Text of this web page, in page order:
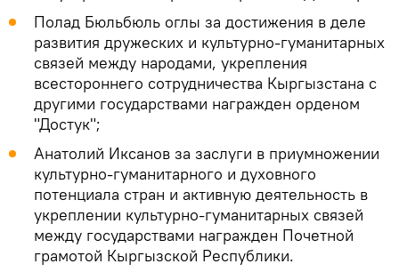
Полад Бюльбюль оглы за достижения в деле
развития дружеских и культурно-гуманитарных
связей между народами, укрепления
всестороннего сотрудничества Кыргызстана с
другими государствами награжден орденом
"Достук";
Анатолий Иксанов за заслуги в приумножении
культурно-гуманитарного и духовного
потенциала стран и активную деятельность в
укреплении культурно-гуманитарных связей
между государствами награжден Почетной
грамотой Кыргызской Республики.